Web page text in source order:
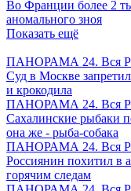
Во Франции более 2
аномального зноя
Показать ещё
ПАНОРАМА 24. Вся
Суд в Москве
и крокодила
ПАНОРАМА 24. Вся
Сахалинские рыбаки
она же - рыба-собака
ПАНОРАМА 24. Вся
Россиянин похитил в
горячим следам